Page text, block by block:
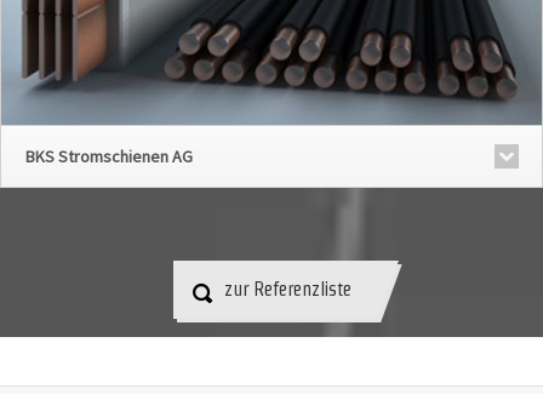
BKS Stromschienen AG
zur Referenzliste